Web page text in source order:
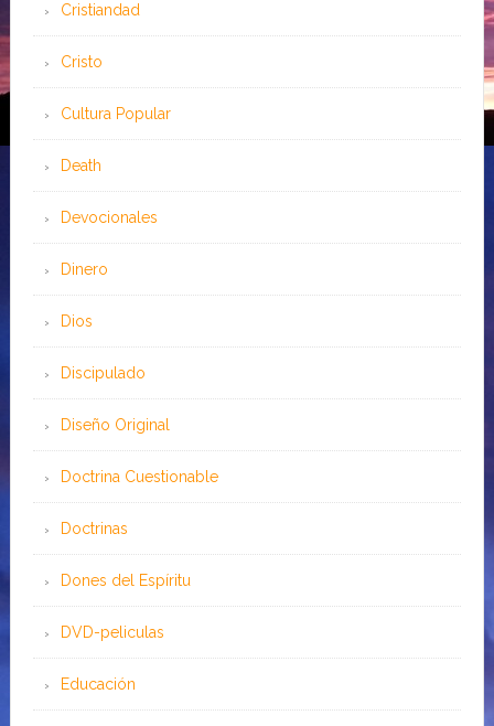
Cristiandad
Cristo
Cultura Popular
Death
Devocionales
Dinero
Dios
Discipulado
Diseño Original
Doctrina Cuestionable
Doctrinas
Dones del Espíritu
DVD-peliculas
Educación